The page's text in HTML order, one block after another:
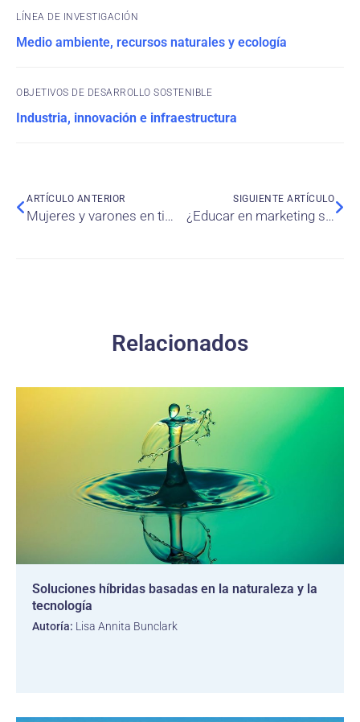
Medio ambiente, recursos naturales y ecología
OBJETIVOS DE DESARROLLO SOSTENIBLE
Industria, innovación e infraestructura
ARTÍCULO ANTERIOR
Mujeres y varones en tiempos del Covid-19
SIGUIENTE ARTÍCULO
¿Educar en marketing sobre tecnologías de información (TI)?
Relacionados
Soluciones híbridas basadas en la naturaleza y la
tecnología
Autoría: Lisa Annita Bunclark